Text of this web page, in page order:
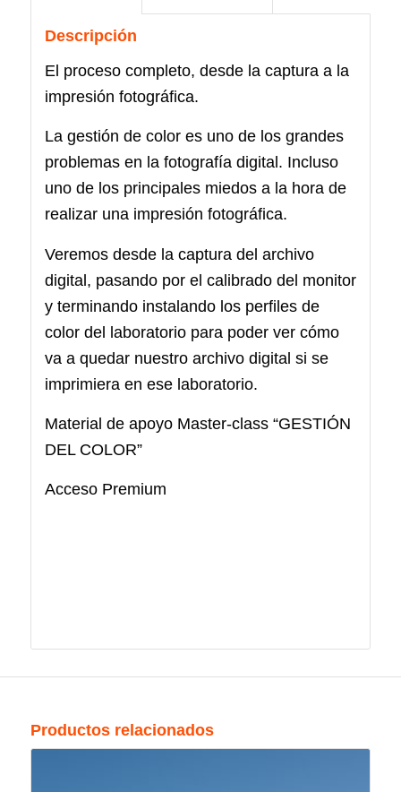
Descripción
El proceso completo, desde la captura a la
impresión fotográfica.
La gestión de color es uno de los grandes
problemas en la fotografía digital. Incluso
uno de los principales miedos a la hora de
realizar una impresión fotográfica.
Veremos desde la captura del archivo
digital, pasando por el calibrado del monitor
y terminando instalando los perfiles de
color del laboratorio para poder ver cómo
va a quedar nuestro archivo digital si se
imprimiera en ese laboratorio.
Material de apoyo Master-class “GESTIÓN
DEL COLOR”
Acceso Premium
Productos relacionados